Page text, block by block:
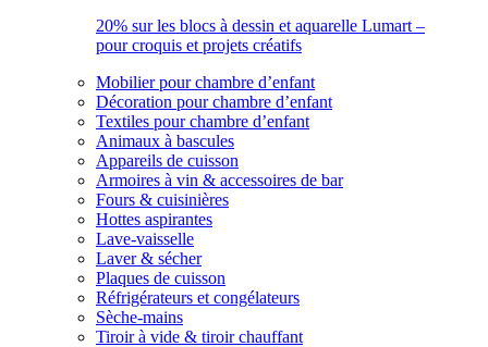
20% sur les blocs à dessin et aquarelle Lumart –
pour croquis et projets créatifs
Mobilier pour chambre d’enfant
Décoration pour chambre d’enfant
Textiles pour chambre d’enfant
Animaux à bascules
Appareils de cuisson
Armoires à vin & accessoires de bar
Fours & cuisinières
Hottes aspirantes
Lave-vaisselle
Laver & sécher
Plaques de cuisson
Réfrigérateurs et congélateurs
Sèche-mains
Tiroir à vide & tiroir chauffant